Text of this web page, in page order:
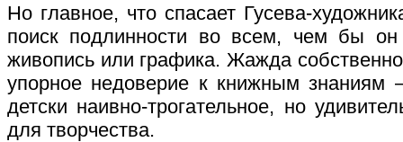
Но главное, что спасает Гусева-
поиск подлинности во всем, чем бы
живопись или графика. Жажда
упорное недоверие к книжным знаниям
детски наивно-трогательное, но
для творчества.